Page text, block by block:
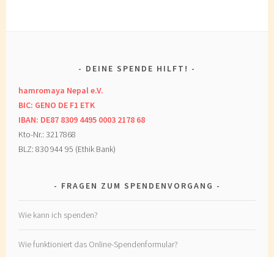
DEINE SPENDE HILFT!
hamromaya Nepal e.V.
BIC: GENO DE F1 ETK
IBAN: DE87 8309 4495 0003 2178 68
Kto-Nr.: 3217868
BLZ: 830 944 95 (Ethik Bank)
FRAGEN ZUM SPENDENVORGANG
Wie kann ich spenden?
Wie funktioniert das Online-Spendenformular?